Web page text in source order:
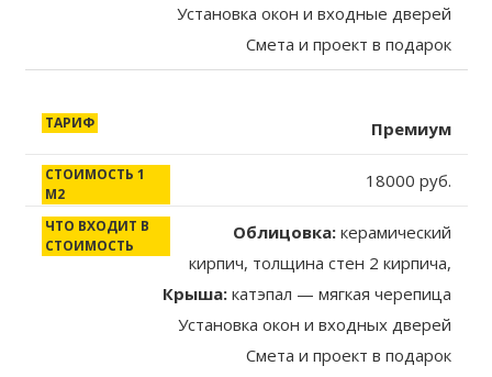
Установка окон и входные дверей
Смета и проект в подарок
Премиум
18000 руб.
Облицовка:керамический
кирпич, толщина стен 2 кирпича,
Крыша:катэпал — мягкая черепица
Установка окон и входных дверей
Смета и проект в подарок